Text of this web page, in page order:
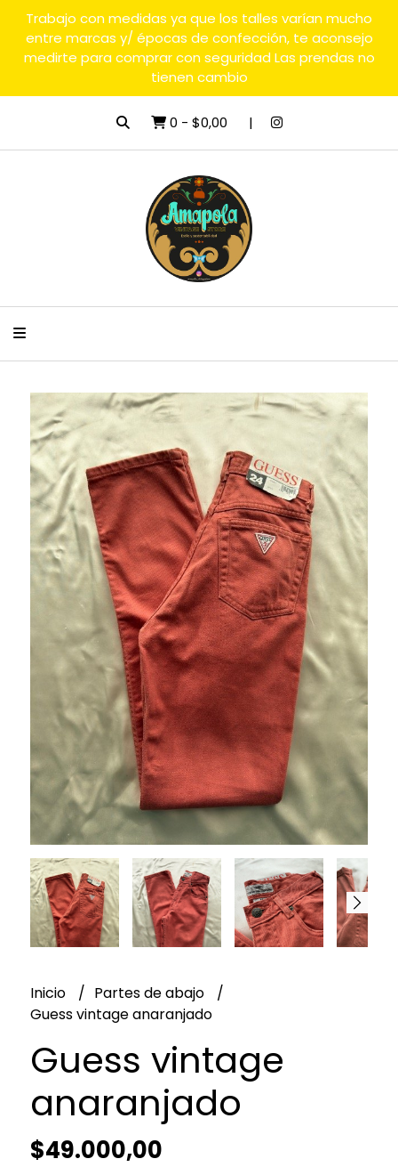
Trabajo con medidas ya que los talles varían mucho
entre marcas y/ épocas de confección, te aconsejo
medirte para comprar con seguridad Las prendas no
tienen cambio
0 - $0,00
Inicio
Partes de abajo
Guess vintage anaranjado
Guess vintage
anaranjado
$49.000,00